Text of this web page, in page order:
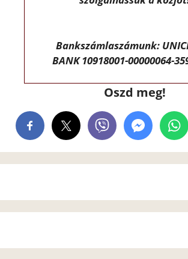
Bankszámlaszámunk:
BANK 10918001-00000064-
Oszd meg!